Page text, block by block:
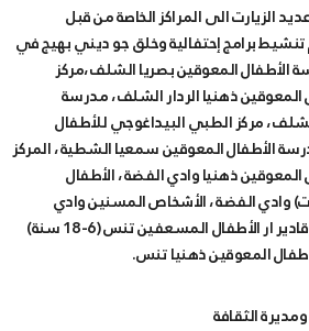
الزيارت الى المراكز الخاصة من قبل
تنشيط برامج إحتفالية وخلق جو ديني بهيج في
الأطفال المعوقين بصريا الشلف ،مركز
ذهنيا الردار الشلف ، مدرسة
، مركز الطبي البيداغوجي للأطفال
الأطفال المعوقين سمعيا الشطية ، المركز
ذهنيا وادي الفضة ، الأطفال
من (0-06 سنوات) وادي الفضة ، الأشخاص المسنين وادي
الفضة، مركز إعادة التربية ببوقادير ار الأطفال المسعفين تنس (6-18 سنة)
المعوقين ذهنيا تنس.
الثقافة